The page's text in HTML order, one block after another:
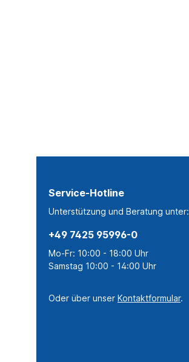
Service-Hotline
Unterstützung und Beratung unter:
+49 7425 95996-0
Mo-Fr: 10:00 - 18:00 Uhr
Samstag 10:00 - 14:00 Uhr
Oder über unser Kontaktformular.